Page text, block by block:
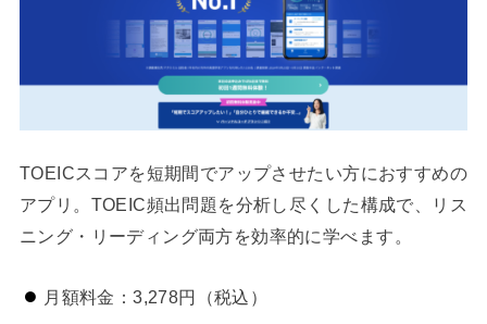
TOEICスコアを短期間でアップさせたい方におすすめの
アプリ。TOEIC頻出問題を分析し尽くした構成で、リス
ニング・リーディング両方を効率的に学べます。
月額料金：3,278円（税込）